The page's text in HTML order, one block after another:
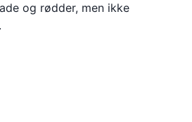
og rødder, men ikke